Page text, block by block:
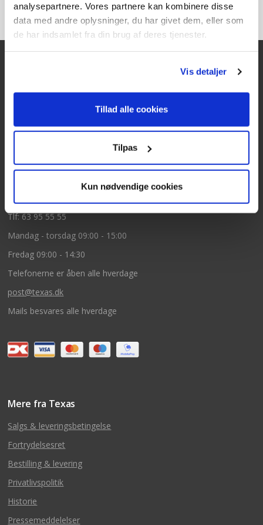
analysepartnere. Vores partnere kan kombinere disse
data med andre oplysninger, du har givet dem, eller som
de har indsamlet fra din brug af deres tjenester.
Vis detaljer
Tillad alle cookies
Tilpas
Kun nødvendige cookies
Knullen 22
CVR: DK66212319
Tlf: 63 95 55 55
Mandag - torsdag 09:00 - 15:00
Fredag 09:00 - 14:30
Telefonerne er åben alle hverdage
post@texas.dk
Mails besvares alle hverdage
Mere fra Texas
Salgs & leveringsbetingelse
Fortrydelsesret
Bestilling & levering
Privatlivspolitik
Historie
Pressemeddelelser